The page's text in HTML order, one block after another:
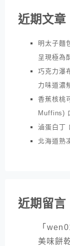
近期文章
明太子麵
呈現極為
巧克力瀑
力味道濃
香蕉核桃
Muffins)
滷蛋白丁
北海道熟
近期留言
「
美味餅